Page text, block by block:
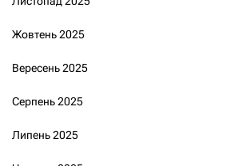
Жовтень 2025
Вересень 2025
Серпень 2025
Липень 2025